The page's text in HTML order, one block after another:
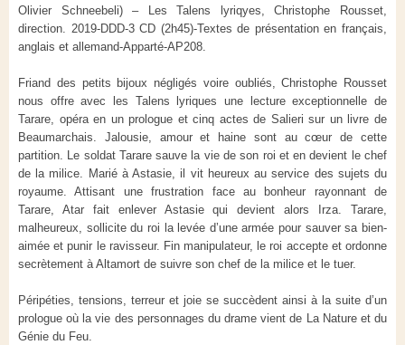
Olivier Schneebeli) – Les Talens lyriqyes, Christophe Rousset,
direction. 2019-DDD-3 CD (2h45)-Textes de présentation en français,
anglais et allemand-Apparté-AP208.
Friand des petits bijoux négligés voire oubliés, Christophe Rousset
nous offre avec les Talens lyriques une lecture exceptionnelle de
Tarare, opéra en un prologue et cinq actes de Salieri sur un livre de
Beaumarchais. Jalousie, amour et haine sont au cœur de cette
partition. Le soldat Tarare sauve la vie de son roi et en devient le chef
de la milice. Marié à Astasie, il vit heureux au service des sujets du
royaume. Attisant une frustration face au bonheur rayonnant de
Tarare, Atar fait enlever Astasie qui devient alors Irza. Tarare,
malheureux, sollicite du roi la levée d’une armée pour sauver sa bien-
aimée et punir le ravisseur. Fin manipulateur, le roi accepte et ordonne
secrètement à Altamort de suivre son chef de la milice et le tuer.
Péripéties, tensions, terreur et joie se succèdent ainsi à la suite d’un
prologue où la vie des personnages du drame vient de La Nature et du
Génie du Feu.